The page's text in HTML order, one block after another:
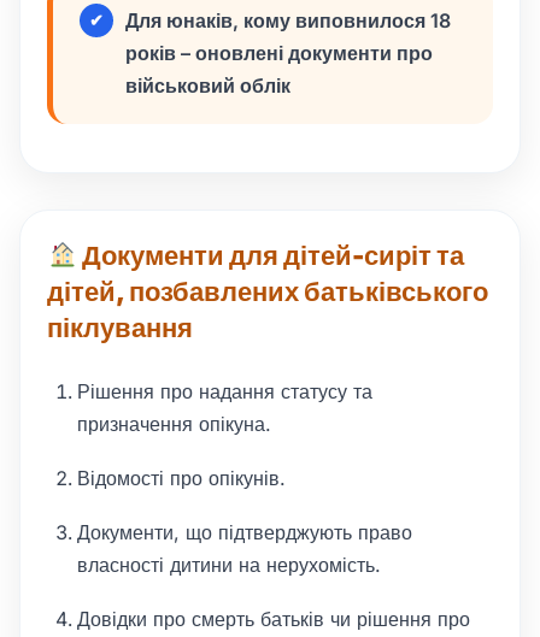
Для юнаків, кому виповнилося 18
років – оновлені документи про
військовий облік
Документи для дітей-сиріт та
дітей, позбавлених батьківського
піклування
Рішення про надання статусу та
призначення опікуна.
Відомості про опікунів.
Документи, що підтверджують право
власності дитини на нерухомість.
Довідки про смерть батьків чи рішення про